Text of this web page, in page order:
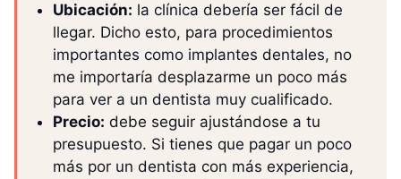
Ubicación: la clínica debería ser fácil de
llegar. Dicho esto, para procedimientos
importantes como implantes dentales, no
me importaría desplazarme un poco más
para ver a un dentista muy cualificado.
Precio: debe seguir ajustándose a tu
presupuesto. Si tienes que pagar un poco
más por un dentista con más experiencia,